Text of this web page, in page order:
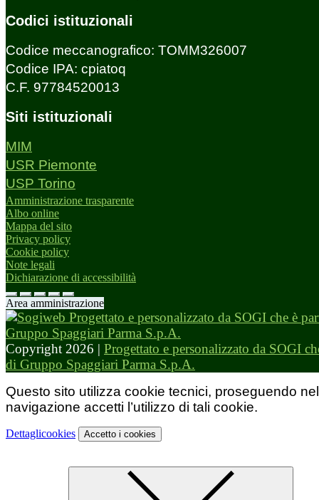
Codici istituzionali
Codice meccanografico: TOMM326007
Codice IPA: cpiatoq
C.F. 97784520013
Siti istituzionali
MIM
USR Piemonte
USP Torino
Amministrazione trasparente
Albo online
Mappa del sito
Privacy policy
Cookie policy
Note legali
Dichiarazione di accessibilità
Area amministrazione
Copyright 2026 | Progettato e personalizzato da SOGI
di Gruppo Spaggiari Parma S.p.A.
Questo sito utilizza cookie tecnici, proseguendo
navigazione accetti l’utilizzo di tali cookie.
Dettaglicookies Accetto i cookies